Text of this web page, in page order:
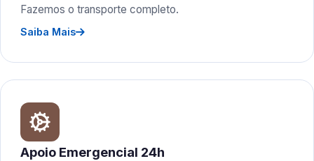
Fazemos o transporte completo.
Saiba Mais
Apoio Emergencial 24h